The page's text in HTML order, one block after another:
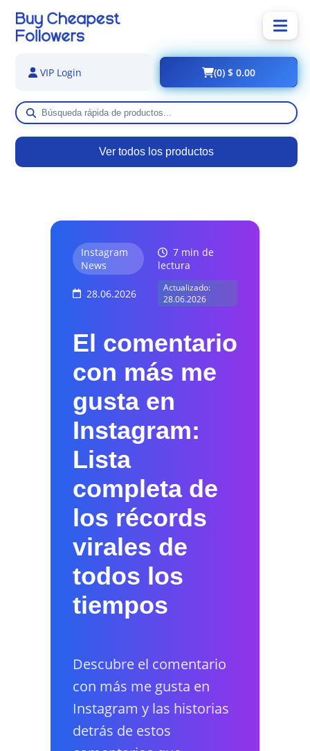
Ver todos los productos
VIP Login (0) $ 0.00
Instagram
News
7 min de
lectura
28.06.2026
Actualizado:
28.06.2026
El comentario
con más me
gusta en
Instagram:
Lista
completa de
los récords
virales de
todos los
tiempos
Descubre el comentario
con más me gusta en
Instagram y las historias
detrás de estos